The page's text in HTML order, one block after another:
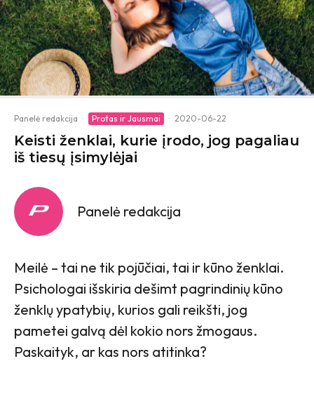
Panelė redakcija · Protas ir Jausmai · 2020-06-22
Keisti ženklai, kurie įrodo, jog pagaliau
iš tiesų įsimylėjai
Panelė redakcija
Meilė – tai ne tik pojūčiai, tai ir kūno ženklai.
Psichologai išskiria dešimt pagrindinių kūno
ženklų ypatybių, kurios gali reikšti, jog
pametei galvą dėl kokio nors žmogaus.
Paskaityk, ar kas nors atitinka?